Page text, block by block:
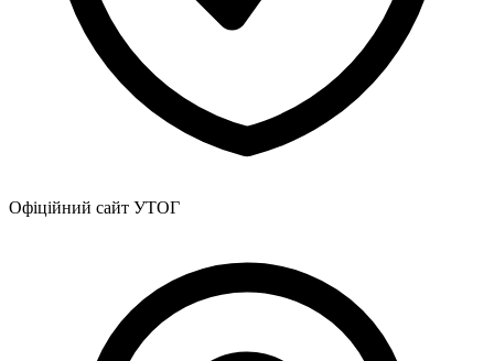
Донецька область
Закарпатська область
Запорізька область
Івано-Франківська область
Кіровоградська область
Одеська область
Полтавська область
Рівненська область
Сумська область
Офіційний сайт УТОГ